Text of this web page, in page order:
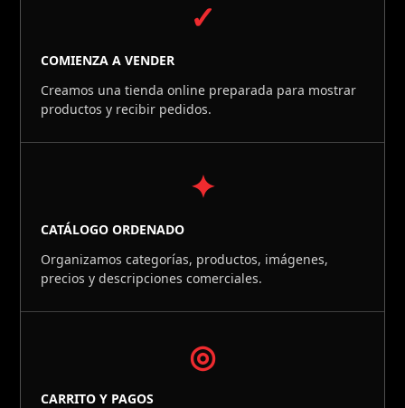
✓
COMIENZA A VENDER
Creamos una tienda online preparada para mostrar
productos y recibir pedidos.
✦
CATÁLOGO ORDENADO
Organizamos categorías, productos, imágenes,
precios y descripciones comerciales.
◎
CARRITO Y PAGOS